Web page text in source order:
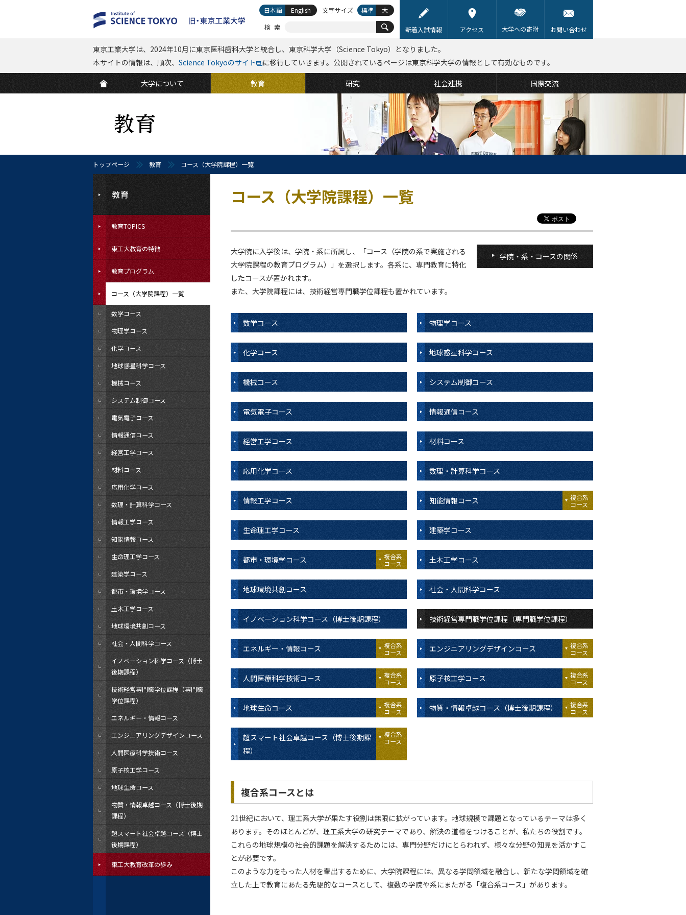
新着入試情報 アクセス 大学への寄附 お問い合わせ
大学について 教育 研究 社会連携 国際交流
東京工業大学は、2024年10月に東京医科歯科大学と統合し、東京科学大学（Science Tokyo）となりました。
本サイトの情報は、順次、 Science Tokyoのサイト に移行していきます。公開されているページは東京科学大学の情報として有効なものです。
検索
日本語 English 文字サイズ 標準 大
トップページ 教育 コース（大学院課程）一覧
コース（大学院課程）一覧
大学院に入学後は、学院・系に所属し、「コース（学院の系で実施される
大学院課程の教育プログラム）」を選択します。各系に、専門教育に特化
したコースが置かれます。
また、大学院課程には、技術経営専門職学位課程も置かれています。
学院・系・コースの関係
数学コース 物理学コース
化学コース 地球惑星科学コース
機械コース システム制御コース
電気電子コース 情報通信コース
経営工学コース 材料コース
応用化学コース 数理・計算科学コース
情報工学コース 知能情報コース
複合系
コース
生命理工学コース 建築学コース
都市・環境学コース
複合系
コース
土木工学コース
地球環境共創コース 社会・人間科学コース
イノベーション科学コース（博士後期課程） 技術経営専門職学位課程（専門職学位課程）
エネルギー・情報コース
複合系
コース
エンジニアリングデザインコース
複合系
コース
人間医療科学技術コース
複合系
コース
原子核工学コース
複合系
コース
地球生命コース
複合系
コース
物質・情報卓越コース（博士後期課程）
複合系
コース
超スマート社会卓越コース（博士後期課
程）
複合系
コース
複合系コースとは
21世紀において、理工系大学が果たす役割は無限に拡がっています。地球規模で課題となっているテーマは多く
あります。そのほとんどが、理工系大学の研究テーマであり、解決の道標をつけることが、私たちの役割です。
これらの地球規模の社会的課題を解決するためには、専門分野だけにとらわれず、様々な分野の知見を活かすこ
とが必要です。
このような力をもった人材を輩出するために、大学院課程には、異なる学問領域を融合し、新たな学問領域を確
立した上で教育にあたる先駆的なコースとして、複数の学院や系にまたがる「複合系コース」があります。
教育TOPICS
東工大教育の特徴
教育プログラム
コース（大学院課程）一覧
数学コース
物理学コース
化学コース
地球惑星科学コース
機械コース
システム制御コース
電気電子コース
情報通信コース
経営工学コース
材料コース
応用化学コース
数理・計算科学コース
情報工学コース
知能情報コース
生命理工学コース
建築学コース
都市・環境学コース
土木工学コース
地球環境共創コース
社会・人間科学コース
イノベーション科学コース（博士
後期課程）
技術経営専門職学位課程（専門職
学位課程）
エネルギー・情報コース
エンジニアリングデザインコース
人間医療科学技術コース
原子核工学コース
地球生命コース
物質・情報卓越コース（博士後期
課程）
超スマート社会卓越コース（博士
後期課程）
東工大教育改革の歩み